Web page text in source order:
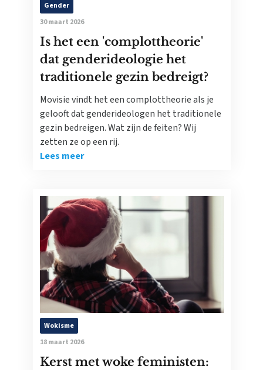
Gender
30 maart 2026
Is het een 'complottheorie'
dat genderideologie het
traditionele gezin bedreigt?
Movisie vindt het een complottheorie als je
gelooft dat genderideologen het traditionele
gezin bedreigen. Wat zijn de feiten? Wij
zetten ze op een rij.
Lees meer
Wokisme
18 maart 2026
Kerst met woke feministen: